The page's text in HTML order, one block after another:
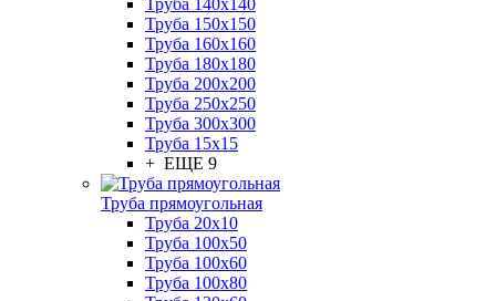
Труба 140x140
Труба 150x150
Труба 160x160
Труба 180x180
Труба 200x200
Труба 250x250
Труба 300x300
Труба 15x15
+ ЕЩЕ 9
Труба прямоугольная
Труба 20x10
Труба 100x50
Труба 100x60
Труба 100x80